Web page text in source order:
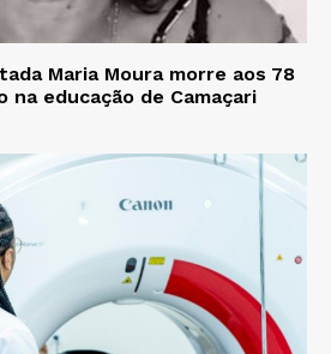
Maria Moura morre aos 78
na educação de Camaçari